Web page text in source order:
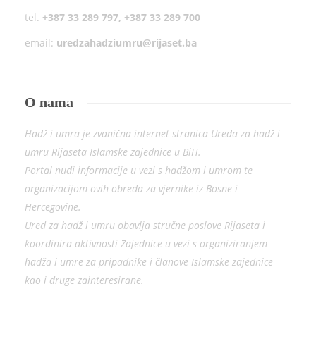
tel. +387 33 289 797, +387 33 289 700
email: uredzahadziumru@rijaset.ba
O nama
Hadž i umra je zvanična internet stranica Ureda za hadž i
umru Rijaseta Islamske zajednice u BiH.
Portal nudi informacije u vezi s hadžom i umrom te
organizacijom ovih obreda za vjernike iz Bosne i
Hercegovine.
Ured za hadž i umru obavlja stručne poslove Rijaseta i
koordinira aktivnosti Zajednice u vezi s organiziranjem
hadža i umre za pripadnike i članove Islamske zajednice
kao i druge zainteresirane.